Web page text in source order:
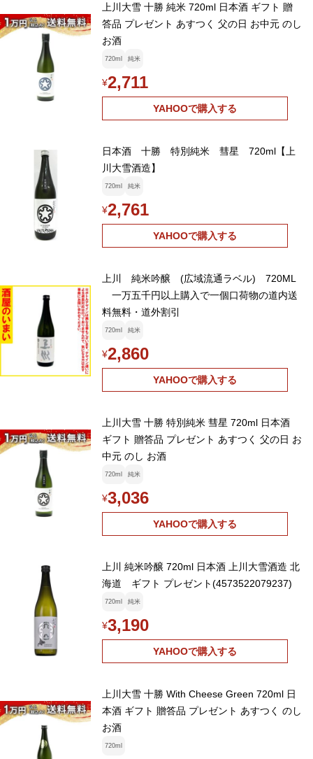
上川大雪 十勝 純米 720ml 日本酒 ギフト 贈
答品 プレゼント あすつく 父の日 お中元 のし
お酒
720ml 純米
¥2,711
YAHOOで購入する
日本酒 十勝 特別純米 彗星 720ml【上
川大雪酒造】
720ml 純米
¥2,761
YAHOOで購入する
上川 純米吟醸 (広域流通ラベル) 720ML
一万五千円以上購入で一個口荷物の道内送
料無料・道外割引
720ml 純米
¥2,860
YAHOOで購入する
上川大雪 十勝 特別純米 彗星 720ml 日本酒
ギフト 贈答品 プレゼント あすつく 父の日 お
中元 のし お酒
720ml 純米
¥3,036
YAHOOで購入する
上川 純米吟醸 720ml 日本酒 上川大雪酒造 北
海道 ギフト プレゼント(4573522079237)
720ml 純米
¥3,190
YAHOOで購入する
上川大雪 十勝 With Cheese Green 720ml 日
本酒 ギフト 贈答品 プレゼント あすつく のし
お酒
720ml